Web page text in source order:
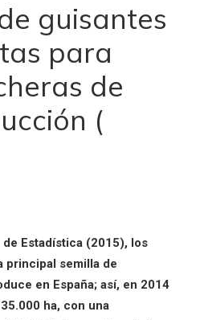
guisantes
para
de
(
Estadística (2015), los
principal semilla de
en España; así, en 2014
ha, con una